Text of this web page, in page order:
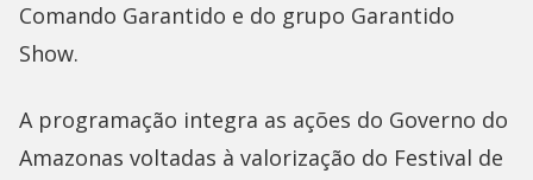
Comando Garantido e do grupo Garantido
Show.
A programação integra as ações do Governo do
Amazonas voltadas à valorização do Festival de